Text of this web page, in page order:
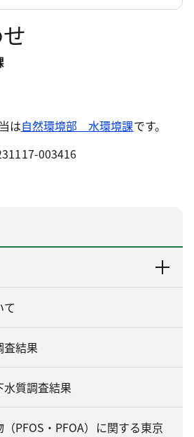
は自然環境部 水環境課です。
003416
て
査結果
質調査結果
PFOS・PFOA）に関する東京